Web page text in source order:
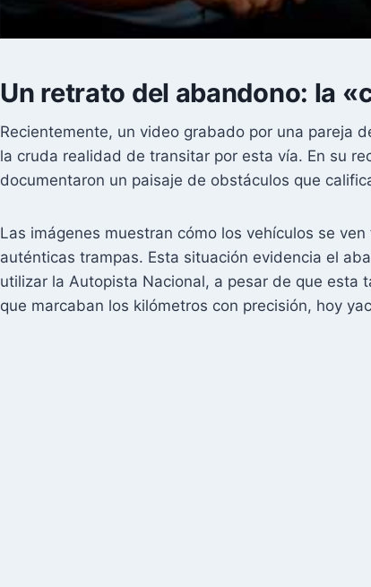
Un retrato del abandono: la
Recientemente, un video grabado por una pareja
la cruda realidad de transitar por esta vía. En su
documentaron un paisaje de obstáculos que
Las imágenes muestran cómo los vehículos se
auténticas trampas. Esta situación evidencia el
utilizar la Autopista Nacional, a pesar de que
que marcaban los kilómetros con precisión, hoy